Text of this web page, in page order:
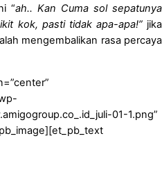
“ah.. Kan Cuma sol sepatunya
kok, pasti tidak apa-apa!” jika
mengembalikan rasa percaya
01-1.png”